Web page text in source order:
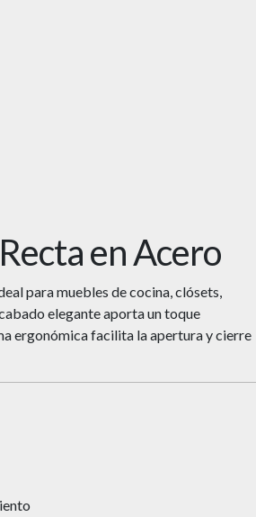
en Acero
para muebles de cocina, clósets,
elegante aporta un toque
ergonómica facilita la apertura y cierre